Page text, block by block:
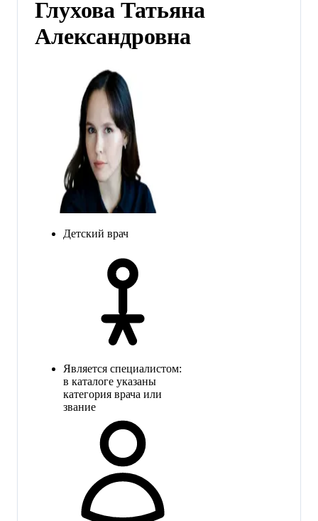
Глухова Татьяна
Александровна
Детский врач
Является специалистом:
в каталоге указаны
категория врача или
звание